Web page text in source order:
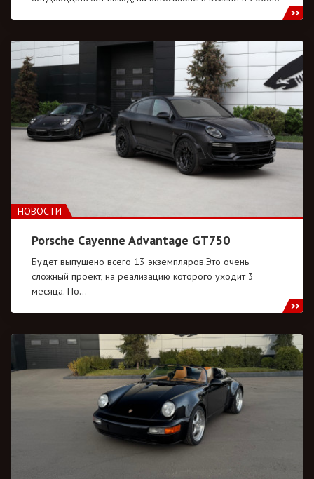
НОВОСТИ
Porsche Cayenne Advantage GT750
Будет выпущено всего 13 экземпляров.Это очень
сложный проект, на реализацию которого уходит 3
месяца. По…